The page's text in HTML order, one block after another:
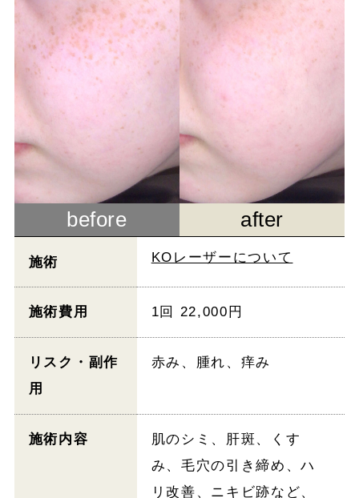
before after
施術 KOレーザーについて
施術費用 1回 22,000円
リスク・副作
用
赤み、腫れ、痒み
施術内容
肌のシミ、肝斑、くす
み、毛穴の引き締め、ハ
リ改善、ニキビ跡など、